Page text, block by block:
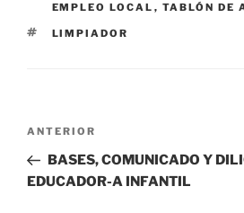
EMPLEO LOCAL , TABLÓN DE
ETIQUETAS
LIMPIADOR
Navegación
entradas
Entrada
anterior:
ANTERIOR
BASES, COMUNICADO Y
EDUCADOR-A INFANTIL